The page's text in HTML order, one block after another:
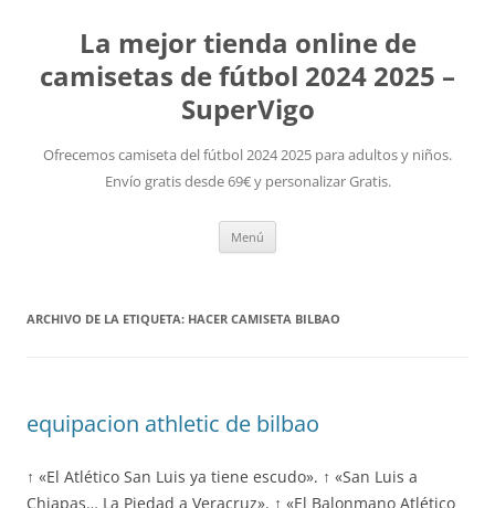
La mejor tienda online de
camisetas de fútbol 2024 2025 –
SuperVigo
Ofrecemos camiseta del fútbol 2024 2025 para adultos y niños.
Envío gratis desde 69€ y personalizar Gratis.
Menú
ARCHIVO DE LA ETIQUETA: HACER CAMISETA BILBAO
equipacion athletic de bilbao
↑ «El Atlético San Luis ya tiene escudo». ↑ «San Luis a
Chiapas… La Piedad a Veracruz». ↑ «El Balonmano Atlético